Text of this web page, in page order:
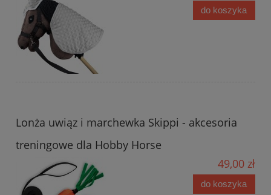
do koszyka
Lonża uwiąz i marchewka Skippi - akcesoria
treningowe dla Hobby Horse
49,00 zł
do koszyka